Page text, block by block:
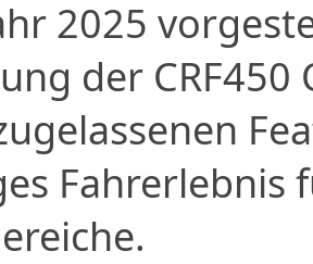
2025
der
Fahrerlebnis